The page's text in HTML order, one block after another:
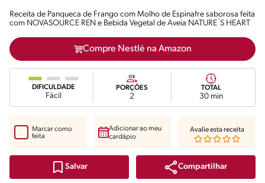
Receita de Panqueca de Frango com Molho de Espinafre saborosa feita
com NOVASOURCE REN e Bebida Vegetal de Aveia NATURE´S HEART
Compre Nestlé na Amazon
DIFICULDADE
Fácil
PORÇÕES
2
TOTAL
30 min
Salvar Compartilhar
Marcar como
feita
Adicionar ao meu
cardápio
Avalie esta receita